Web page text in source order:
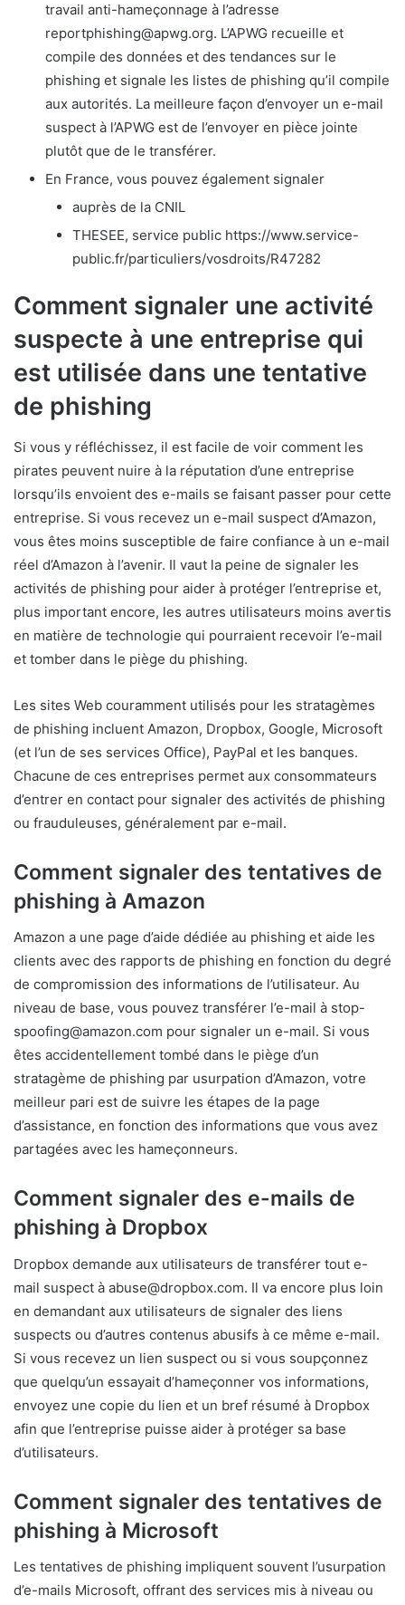
travail anti-hameçonnage à l’adresse
reportphishing@apwg.org. L’APWG recueille et
compile des données et des tendances sur le
phishing et signale les listes de phishing qu’il compile
aux autorités. La meilleure façon d’envoyer un e-mail
suspect à l’APWG est de l’envoyer en pièce jointe
plutôt que de le transférer.
En France, vous pouvez également signaler
auprès de la CNIL
THESEE, service public https://www.service-
public.fr/particuliers/vosdroits/R47282
Comment signaler une activité
suspecte à une entreprise qui
est utilisée dans une tentative
de phishing
Si vous y réfléchissez, il est facile de voir comment les
pirates peuvent nuire à la réputation d’une entreprise
lorsqu’ils envoient des e-mails se faisant passer pour cette
entreprise. Si vous recevez un e-mail suspect d’Amazon,
vous êtes moins susceptible de faire confiance à un e-mail
réel d’Amazon à l’avenir. Il vaut la peine de signaler les
activités de phishing pour aider à protéger l’entreprise et,
plus important encore, les autres utilisateurs moins avertis
en matière de technologie qui pourraient recevoir l’e-mail
et tomber dans le piège du phishing.
Les sites Web couramment utilisés pour les stratagèmes
de phishing incluent Amazon, Dropbox, Google, Microsoft
(et l’un de ses services Office), PayPal et les banques.
Chacune de ces entreprises permet aux consommateurs
d’entrer en contact pour signaler des activités de phishing
ou frauduleuses, généralement par e-mail.
Comment signaler des tentatives de
phishing à Amazon
Amazon a une page d’aide dédiée au phishing et aide les
clients avec des rapports de phishing en fonction du degré
de compromission des informations de l’utilisateur. Au
niveau de base, vous pouvez transférer l’e-mail à stop-
spoofing@amazon.com pour signaler un e-mail. Si vous
êtes accidentellement tombé dans le piège d’un
stratagème de phishing par usurpation d’Amazon, votre
meilleur pari est de suivre les étapes de la page
d’assistance, en fonction des informations que vous avez
partagées avec les hameçonneurs.
Comment signaler des e-mails de
phishing à Dropbox
Dropbox demande aux utilisateurs de transférer tout e-
mail suspect à abuse@dropbox.com. Il va encore plus loin
en demandant aux utilisateurs de signaler des liens
suspects ou d’autres contenus abusifs à ce même e-mail.
Si vous recevez un lien suspect ou si vous soupçonnez
que quelqu’un essayait d’hameçonner vos informations,
envoyez une copie du lien et un bref résumé à Dropbox
afin que l’entreprise puisse aider à protéger sa base
d’utilisateurs.
Comment signaler des tentatives de
phishing à Microsoft
Les tentatives de phishing impliquent souvent l’usurpation
d’e-mails Microsoft, offrant des services mis à niveau ou